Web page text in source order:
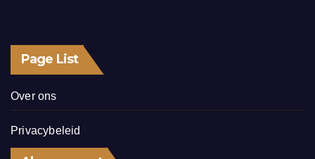
Page List
Over ons
Privacybeleid